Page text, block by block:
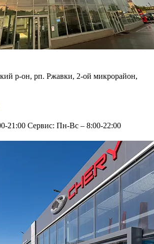
р-он, рп. Ржавки, 2-ой микрорайон,
21:00 Сервис: Пн-Вс – 8:00-22:00